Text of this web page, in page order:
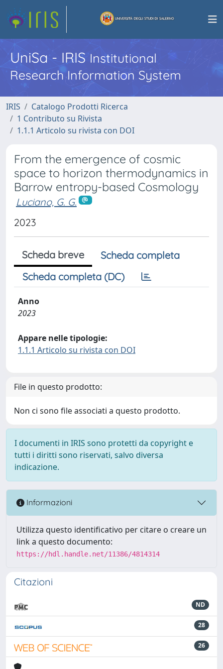
UniSa - IRISInstitutional
Research Information System
IRIS
Catalogo Prodotti Ricerca
1 Contributo su Rivista
1.1.1 Articolo su rivista con DOI
From the emergence of cosmic
space to horizon thermodynamics in
Barrow entropy-based Cosmology
Luciano, G. G.
2023
Scheda breve
Scheda completa
Scheda completa (DC)
Anno
2023
Appare nelle tipologie:
1.1.1 Articolo su rivista con DOI
File in questo prodotto:
Non ci sono file associati a questo prodotto.
I documenti in IRIS sono protetti da copyright e
tutti i diritti sono riservati, salvo diversa
indicazione.
Informazioni
Utilizza questo identificativo per citare o creare un
link a questo documento:
https://hdl.handle.net/11386/4814314
Citazioni
ND
28
26